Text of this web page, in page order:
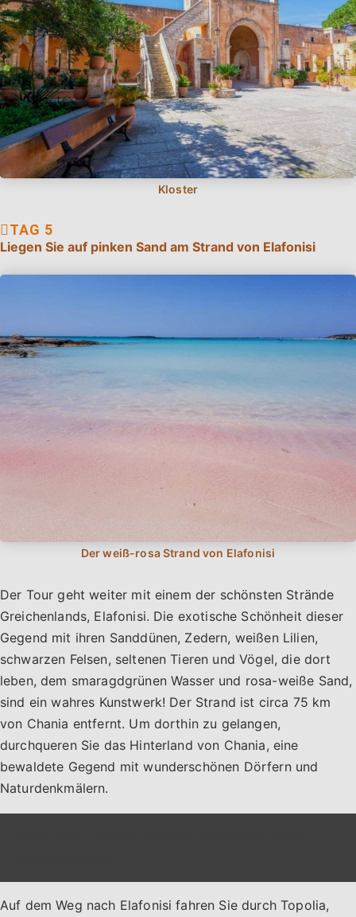
Liegen Sie auf pinken Sand am Strand von Elafonisi
Der Tour geht weiter mit einem der schönsten Strände
Greichenlands, Elafonisi. Die exotische Schönheit dieser
Gegend mit ihren Sanddünen, Zedern, weißen Lilien,
schwarzen Felsen, seltenen Tieren und Vögel, die dort
leben, dem smaragdgrünen Wasser und rosa-weiße Sand,
sind ein wahres Kunstwerk! Der Strand ist circa 75 km
von Chania entfernt. Um dorthin zu gelangen,
durchqueren Sie das Hinterland von Chania, eine
bewaldete Gegend mit wunderschönen Dörfern und
Naturdenkmälern.
Auf dem Weg nach Elafonisi fahren Sie durch Topolia,